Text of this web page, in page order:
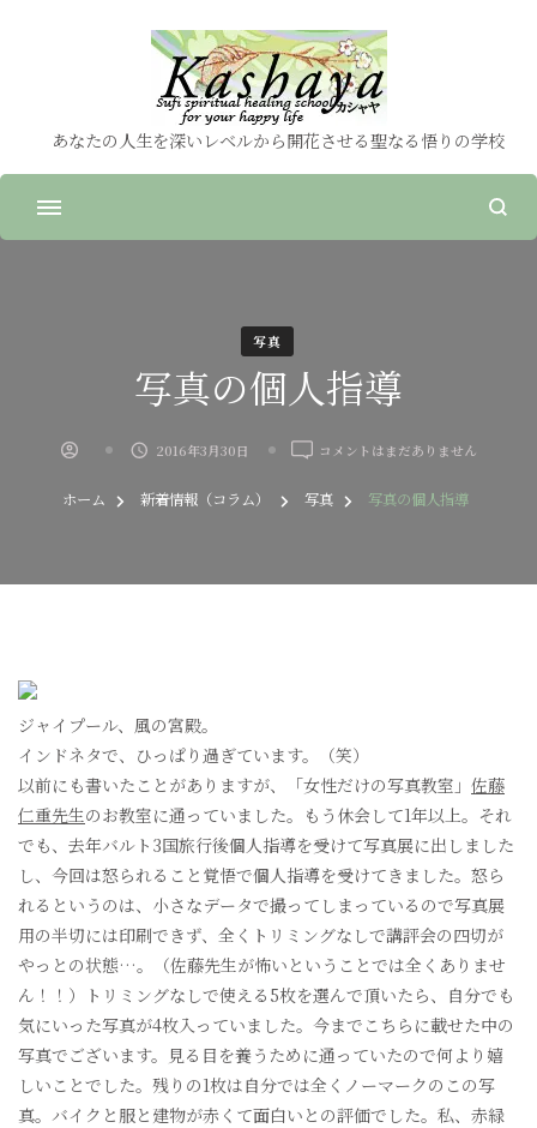
あなたの人生を深いレベルから開花させる聖なる悟りの学校
写真
写真の個人指導
2016年3月30日
写
の
導
コメントはまだありません
ホーム 新着情報（コラム） 写真 写真の個人指導
ジャイプール、風の宮殿。
インドネタで、ひっぱり過ぎています。（笑）
以前にも書いたことがありますが、「女性だけの写真教室」 佐藤
仁重先生のお教室に通っていました。もう休会して1年以上。それ
でも、去年バルト3国旅行後個人指導を受けて写真展に出しました
し、今回は怒られること覚悟で個人指導を受けてきました。怒ら
れるというのは、小さなデータで撮ってしまっているので写真展
用の半切には印刷できず、全くトリミングなしで講評会の四切が
やっとの状態…。（佐藤先生が怖いということでは全くありませ
ん！！）トリミングなしで使える5枚を選んで頂いたら、自分でも
気にいった写真が4枚入っていました。今までこちらに載せた中の
写真でございます。見る目を養うために通っていたので何より嬉
しいことでした。残りの1枚は自分では全くノーマークのこの写
真。バイクと服と建物が赤くて面白いとの評価でした。私、赤緑